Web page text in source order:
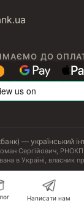
ДО
— український
Сергійович,
в Україні, власник
конфіденційності
ліцензії та
Написати нам